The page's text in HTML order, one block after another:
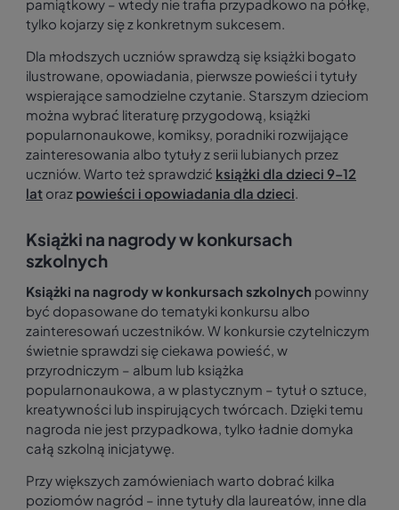
pamiątkowy – wtedy nie trafia przypadkowo na półkę,
tylko kojarzy się z konkretnym sukcesem.
Dla młodszych uczniów sprawdzą się książki bogato
ilustrowane, opowiadania, pierwsze powieści i tytuły
wspierające samodzielne czytanie. Starszym dzieciom
można wybrać literaturę przygodową, książki
popularnonaukowe, komiksy, poradniki rozwijające
zainteresowania albo tytuły z serii lubianych przez
uczniów. Warto też sprawdzić książki dla dzieci 9–12
lat oraz powieści i opowiadania dla dzieci.
Książki na nagrody w konkursach
szkolnych
Książki na nagrody w konkursach szkolnych powinny
być dopasowane do tematyki konkursu albo
zainteresowań uczestników. W konkursie czytelniczym
świetnie sprawdzi się ciekawa powieść, w
przyrodniczym – album lub książka
popularnonaukowa, a w plastycznym – tytuł o sztuce,
kreatywności lub inspirujących twórcach. Dzięki temu
nagroda nie jest przypadkowa, tylko ładnie domyka
całą szkolną inicjatywę.
Przy większych zamówieniach warto dobrać kilka
poziomów nagród – inne tytuły dla laureatów, inne dla